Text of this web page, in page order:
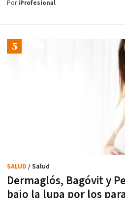
PoriProfesional
Dermaglós, Bagóvit y
bajo la lupa por los
SALUD / Salud